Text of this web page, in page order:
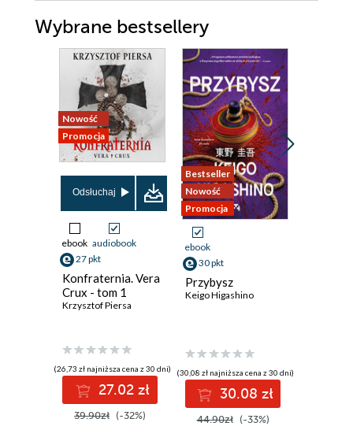
Wybrane bestsellery
Nowość
Promocja
Odsłuchaj
ebook audiobook
27 pkt
Konfraternia. Vera
Crux - tom 1
Krzysztof Piersa
(26,73 zł najniższa cena z 30 dni)
27.02 zł
39.90zł (-32%)
Bestseller
Nowość
Promocja
ebook
30 pkt
Przybysz
Keigo Higashino
(30,08 zł najniższa cena z 30 dni)
30.08 zł
44.90zł (-33%)